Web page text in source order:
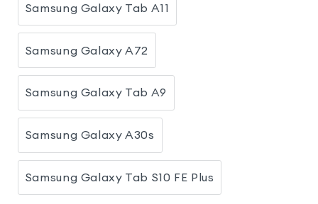
Samsung Galaxy Tab A11
Samsung Galaxy A72
Samsung Galaxy Tab A9
Samsung Galaxy A30s
Samsung Galaxy Tab S10 FE Plus